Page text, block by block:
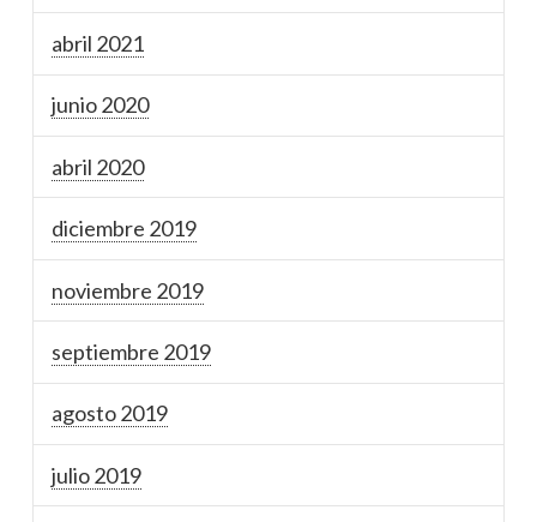
abril 2021
junio 2020
abril 2020
diciembre 2019
noviembre 2019
septiembre 2019
agosto 2019
julio 2019